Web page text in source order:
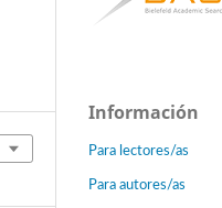
Información
Para lectores/as
Para autores/as